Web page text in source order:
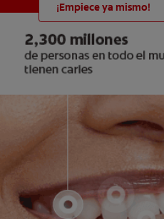
¡Empiece ya mismo!